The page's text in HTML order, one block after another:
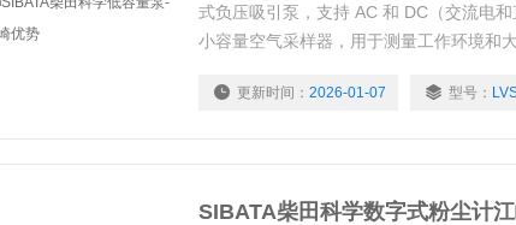
式负压吸引泵，支持 AC 和 DC（交流电
小容量空气采样器，用于测量工作环境和
更新时间： 2026-01-07 型号：
SIBATA柴田科学数字式粉尘计